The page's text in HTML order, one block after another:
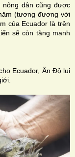
dân cũng được
(tương đương với
của Ecuador là trên
sẽ còn tăng mạnh
Ecuador, Ấn Độ lui